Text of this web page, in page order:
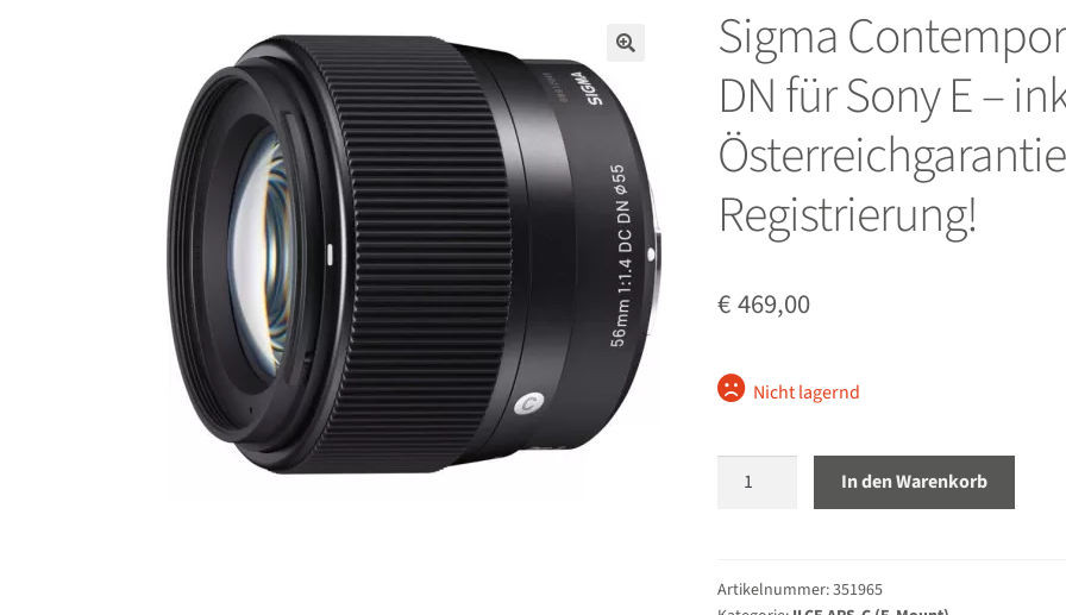
Sigma
DN für Sony E –
Registrierung!
€ 469,00
Nicht lagernd
Sigma
DC
In den Warenkorb
Artikelnummer:351965